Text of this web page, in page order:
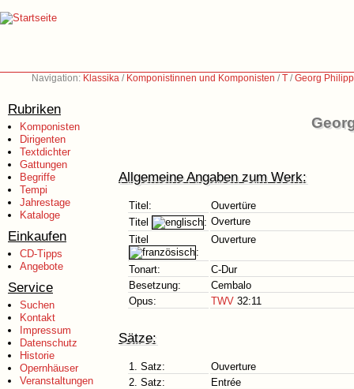
Navigation: Klassika / Komponistinnen und Komponisten /T /Georg
Rubriken
Komponisten
Dirigenten
Textdichter
Gattungen
Begriffe
Tempi
Jahrestage
Kataloge
Einkaufen
CD-Tipps
Angebote
Service
Suchen
Kontakt
Impressum
Datenschutz
Historie
Opernhäuser
Veranstaltungen
Allgemeine Angaben zum Werk:
Titel:
Ouvertüre
Titel
: Overture
Titel
:
Ouverture
Tonart:
C-Dur
Besetzung:
Cembalo
Opus:
TWV 32:11
Sätze:
1. Satz:
Ouverture
2. Satz:
Entrée